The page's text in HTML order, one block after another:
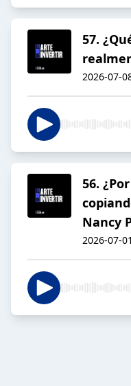
57.
2026-07-
56.
Nancy
2026-07-01